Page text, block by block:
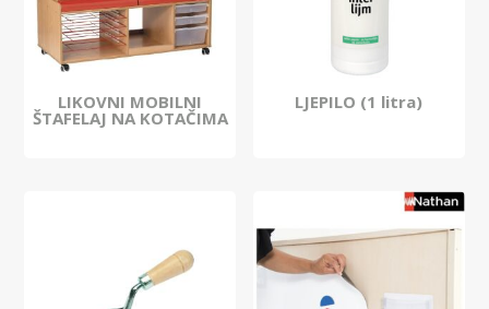
LIKOVNI MOBILNI
ŠTAFELAJ NA KOTAČIMA
LJEPILO (1 litra)